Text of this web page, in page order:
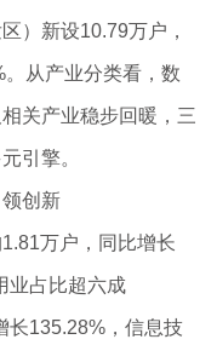
）新设10.79万户，
从产业分类看，数
关产业稳步回暖，三
引擎。
创新
万户，同比增长
业占比超六成
长135.28%，信息技